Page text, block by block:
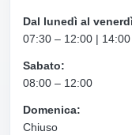
Dal lunedì al
07:30 – 12:00 |
Sabato:
08:00 – 12:00
Domenica:
Chiuso